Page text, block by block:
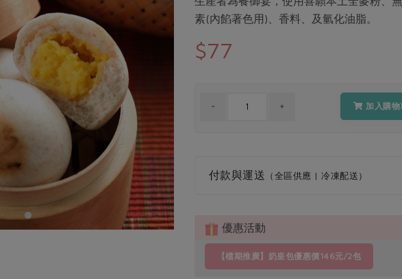
素(內餡著色用)、香料、及氫化油脂。
$77
加入購物
付款與運送 （全區供應 | 冷凍配送）
優惠活動
【檔期推廣】奶皇包優惠價146元/2包